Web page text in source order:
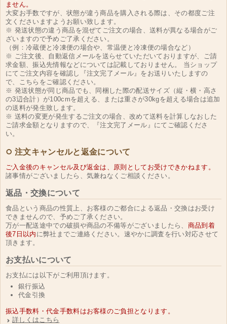
ません。
大変お手数ですが、状態が違う商品を購入される際は、その都度ご注
文くださいますようお願い致します。
※ 発送状態の違う商品を混ぜてご注文の場合、送料が異なる場合がご
ざいますので予めご了承ください。
（例：冷蔵便と冷凍便の場合や、常温便と冷凍便の場合など）
※ ご注文後、自動返信メールを送らせていただいておりますが、ご請
求金額、振込先情報などについては記載しておりません。 当ショップ
にてご注文内容を確認し『注文完了メール』をお送りいたしますの
で、こちらをご確認ください。
※ 発送状態が同じ商品でも、同梱した際の配送サイズ（縦・横・高さ
の3辺合計）が100cmを超える、または重さが30kgを超える場合は追加
の送料が発生致します。
※ 送料の変更が発生するご注文の場合、改めて送料を計算しなおした
ご請求金額となりますので、『注文完了メール』にてご確認くださ
い。
注文キャンセルと返金について
ご入金後のキャンセル及び返金は、原則としてお受けできかねます。
諸事情がございましたら、気兼ねなくご相談ください。
返品・交換について
食品という商品の性質上、お客様のご都合による返品・交換はお受け
できませんので、予めご了承ください。
万が一配送途中での破損や商品の不備等がございましたら、 商品到着
後7日以内 に弊社までご連絡ください。速やかに調査を行い対応させて
頂きます。
お支払いについて
お支払には以下がご利用頂けます。
銀行振込
代金引換
振込手数料・代金手数料はお客様のご負担となります。
詳しくはこちら